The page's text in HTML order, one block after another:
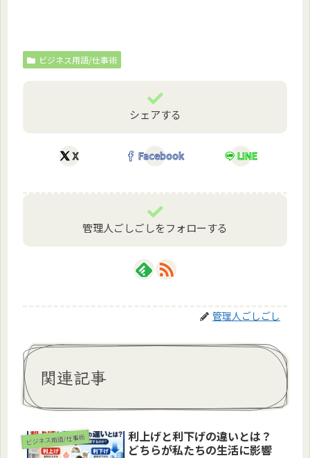
ビジネス用語/仕事術
シェアする
X Facebook LINE
管理人ごしごしをフォローする
管理人ごしごし
関連記事
ビジネス用語/仕事術
利上げと利下げの違いとは？
どちらが私たちの生活に影響